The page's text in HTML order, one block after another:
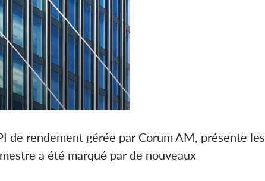
de rendement gérée par Corum AM, présente les
a été marqué par de nouveaux